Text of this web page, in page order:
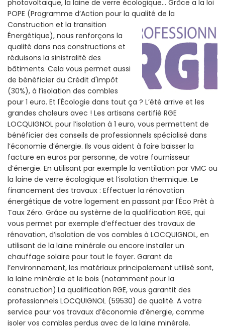
photovoltaïque, la laine de verre écologique... Grâce a la loi
POPE (Programme d’Action pour la qualité de la
Construction et la transition
Énergétique), nous renforçons la
qualité dans nos constructions et
réduisons la sinistralité des
bâtiments. Cela vous permet aussi
de bénéficier du Crédit d'impôt
(30%), à l’isolation des combles
pour 1 euro. Et l'Écologie dans tout ça ? L’été arrive et les
grandes chaleurs avec ! Les artisans certifié RGE
LOCQUIGNOL pour l’isolation à 1 euro, vous permettent de
bénéficier des conseils de professionnels spécialisé dans
l’économie d’énergie. Ils vous aident à faire baisser la
facture en euros par personne, de votre fournisseur
d’énergie. En utilisant par exemple la ventilation par VMC ou
la laine de verre écologique et l’isolation thermique. Le
financement des travaux : Effectuer la rénovation
énergétique de votre logement en passant par l'Éco Prêt à
Taux Zéro. Grâce au système de la qualification RGE, qui
vous permet par exemple d’effectuer des travaux de
rénovation, d’isolation de vos combles à LOCQUIGNOL, en
utilisant de la laine minérale ou encore installer un
chauffage solaire pour tout le foyer. Garant de
l’environnement, les matériaux principalement utilisé sont,
la laine minérale et le bois (notamment pour la
construction).La qualification RGE, vous garantit des
professionnels LOCQUIGNOL (59530) de qualité. A votre
service pour vos travaux d’économie d’énergie, comme
isoler vos combles perdus avec de la laine minérale.